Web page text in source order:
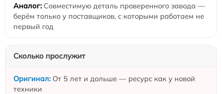
Совместимую деталь проверенного завода —
берём только у поставщиков, с которыми работаем не
первый год
Сколько прослужит
От 5 лет и дольше — ресурс как у новой
техники